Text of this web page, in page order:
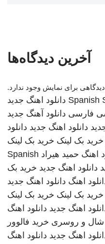
آخرین دیدگاه‌ها
دیدگاهی برای نمایش وجود ندارد.
Spanish دانلود اهنگ جدید
فارسی دانلود آهنگ جدید
دانلود اهنگ جدید دانلود
خرید بک لینک خرید بک لینک
اهنگ حمید هیراد Spanish
دانلود اهنگ جدید خرید بک
اهنگ دانلود اهنگ جدید
خرید بک لینک خرید بک لینک
اهنگ جدید دانلود اهنگ
شال و روسری خرید فالوور
اهنگ جدید دانلود اهنگ